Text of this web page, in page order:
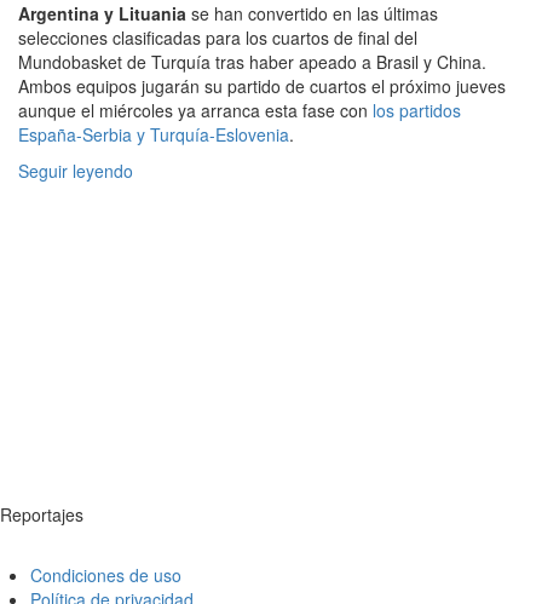
Argentina y Lituania se han convertido en las últimas
selecciones clasificadas para los cuartos de final del
Mundobasket de Turquía tras haber apeado a Brasil y China.
Ambos equipos jugarán su partido de cuartos el próximo jueves
aunque el miércoles ya arranca esta fase con los partidos
España-Serbia y Turquía-Eslovenia.
Seguir leyendo
Reportajes
Condiciones de uso
Política de privacidad